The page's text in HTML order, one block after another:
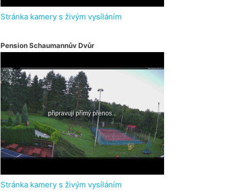
Stránka kamery s živým vysíláním
Pension Schaumannův Dvůr
Stránka kamery s živým vysíláním